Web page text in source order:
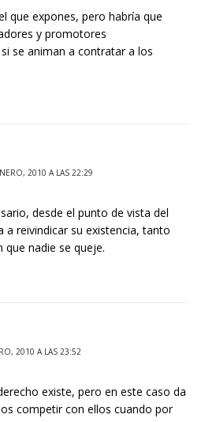
que expones, pero habría que
y promotores
se animan a contratar a los
2010 A LAS 22:29
desde el punto de vista del
a reivindicar su existencia, tanto
nadie se queje.
2010 A LAS 23:52
existe, pero en este caso da
competir con ellos cuando por